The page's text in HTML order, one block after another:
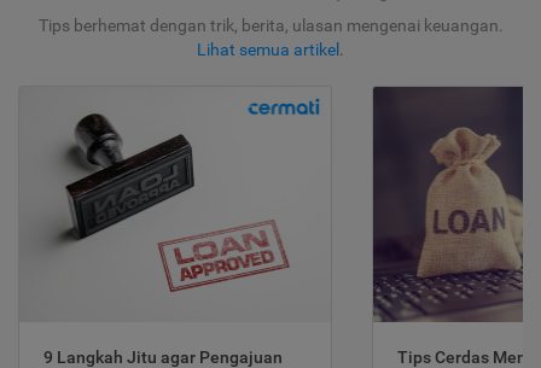
Tips berhemat dengan trik, berita, ulasan mengenai keuangan.
Lihat semua artikel .
9 Langkah Jitu agar Pengajuan
Tips Cerdas